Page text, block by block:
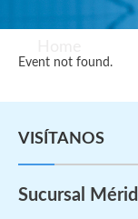
Event not found.
VISÍTANOS
Sucursal